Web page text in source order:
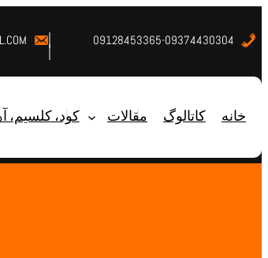
09128453365-09374430304
خانه کاتالوگ مقالات کود، کلسیم،